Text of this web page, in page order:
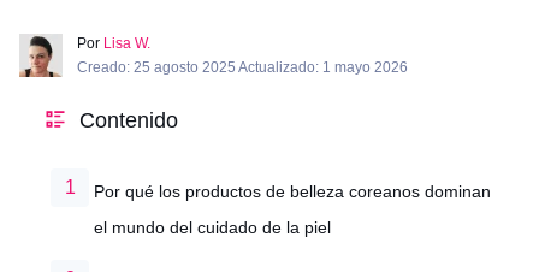
Por Lisa W.
Creado: 25 agosto 2025 Actualizado: 1 mayo 2026
Contenido
Por qué los productos de belleza coreanos dominan
el mundo del cuidado de la piel